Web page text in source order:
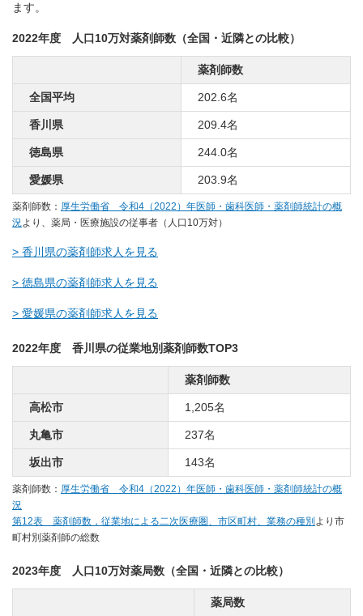
ます。
2022年度 人口10万対薬剤師数（全国・近隣との比較）
薬剤師数
全国平均 202.6名
香川県 209.4名
徳島県 244.0名
愛媛県 203.9名
薬剤師数： 厚生労働省 令和4（2022）年医師・歯科医師・薬剤師統計の概
況より、薬局・医療施設の従事者（人口10万対）
> 香川県の薬剤師求人を見る
> 徳島県の薬剤師求人を見る
> 愛媛県の薬剤師求人を見る
2022年度 香川県の従業地別薬剤師数TOP3
薬剤師数
高松市 1,205名
丸亀市 237名
坂出市 143名
薬剤師数： 厚生労働省 令和4（2022）年医師・歯科医師・薬剤師統計の概
況
第12表 薬剤師数，従業地による二次医療圏、市区町村、業務の種別 より市
町村別薬剤師の総数
2023年度 人口10万対薬局数（全国・近隣との比較）
薬局数